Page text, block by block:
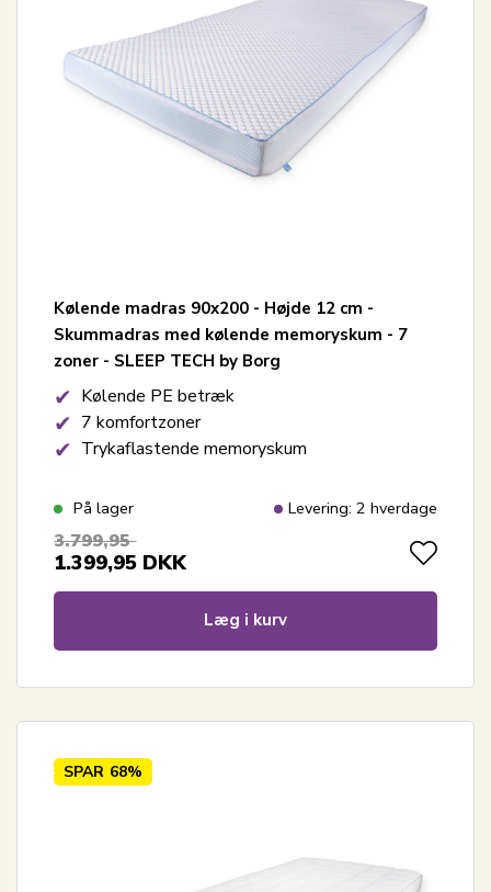
Kølende madras 90x200 - Højde 12 cm -
Skummadras med kølende memoryskum - 7
zoner - SLEEP TECH by Borg
På lager Levering: 2 hverdage
Kølende PE betræk
7 komfortzoner
Trykaflastende memoryskum
3.799,95
1.399,95 DKK
Læg i kurv
SPAR 68%